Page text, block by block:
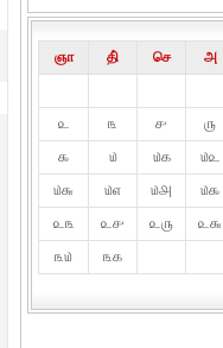
ஞா தி் செ அ
௨
௩ ௪ ௫
௯
௰ ௰௧ ௰௨
௰௬
௰௭ ௰௮ ௰௯
௨௩
௨௪ ௨௫ ௨௬
௩௰
௩௧